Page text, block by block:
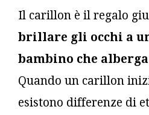
Il carillon è il regalo
brillare gli occhi a
bambino che
Quando un carillon
esistono differenze di